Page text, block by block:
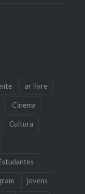
ar livre
Cinema
Cultura
jovens